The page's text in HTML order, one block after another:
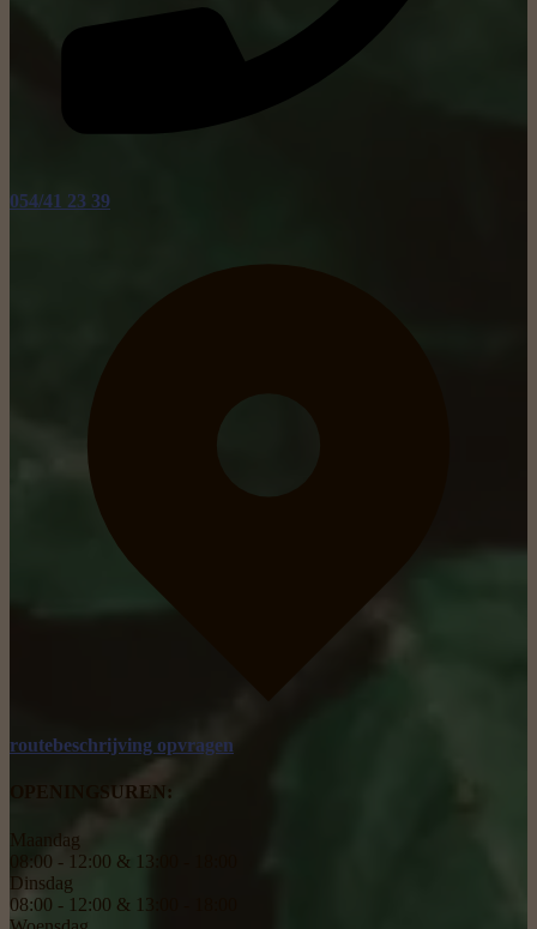
054/41 23 39
routebeschrijving opvragen
OPENINGSUREN:
Maandag
08:00 - 12:00 & 13:00 - 18:00
Dinsdag
08:00 - 12:00 & 13:00 - 18:00